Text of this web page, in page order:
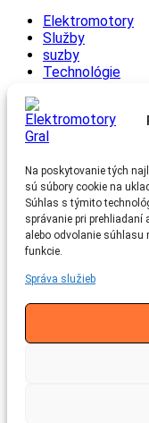
Na poskytovanie tých
sú súbory cookie na
Súhlas s týmito
správanie pri prehliadaní
alebo odvolanie súhlasu
funkcie.
Správa služieb
Elektromotory
Služby
suzby
Technológie
Archív
júl 2025
jún 2025
máj 2025
apríl 2025
marec 2025
január 2025
Kontakt
Copyright © 2026. All